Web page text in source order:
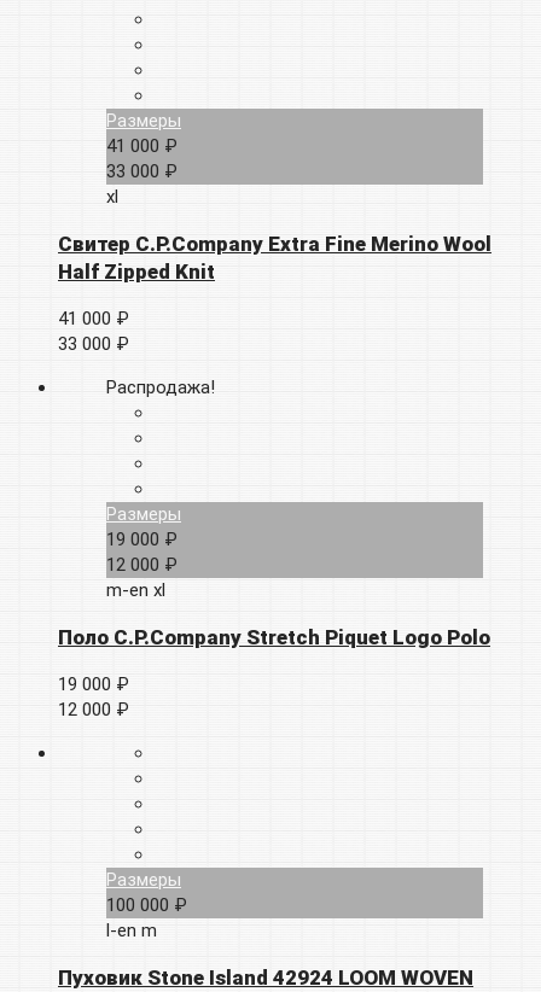
Размеры
41 000 ₽
33 000 ₽
xl
Свитер C.P.Company Extra Fine Merino Wool
Half Zipped Knit
41 000 ₽
33 000 ₽
Распродажа!
Размеры
19 000 ₽
12 000 ₽
m-en xl
Поло C.P.Company Stretch Piquet Logo Polo
19 000 ₽
12 000 ₽
Размеры
100 000 ₽
l-en m
Пуховик Stone Island 42924 LOOM WOVEN